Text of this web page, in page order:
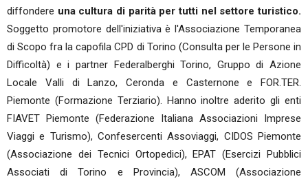
diffondere una cultura di parità per tutti nel settore turistico.
Soggetto promotore dell'iniziativa è l'Associazione Temporanea
di Scopo fra la capofila CPD di Torino (Consulta per le Persone in
Difficoltà) e i partner Federalberghi Torino, Gruppo di Azione
Locale Valli di Lanzo, Ceronda e Casternone e FOR.TER.
Piemonte (Formazione Terziario). Hanno inoltre aderito gli enti
FIAVET Piemonte (Federazione Italiana Associazioni Imprese
Viaggi e Turismo), Confesercenti Assoviaggi, CIDOS Piemonte
(Associazione dei Tecnici Ortopedici), EPAT (Esercizi Pubblici
Associati di Torino e Provincia), ASCOM (Associazione